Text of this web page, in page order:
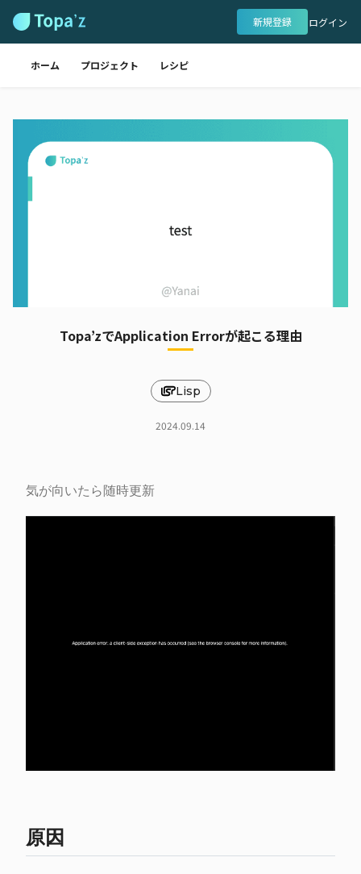
新規登録 ログイン
ホーム プロジェクト レシピ
Topa’zでApplication Errorが起こる理由
Lisp
2024.09.14
原因